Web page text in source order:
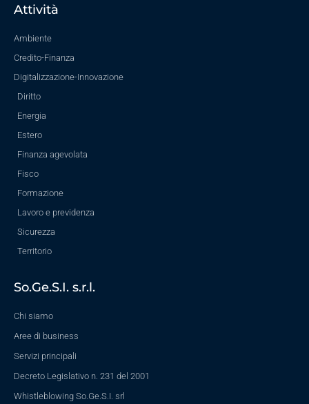
Attività
Ambiente
Credito-Finanza
Digitalizzazione-Innovazione
Diritto
Energia
Estero
Finanza agevolata
Fisco
Formazione
Lavoro e previdenza
Sicurezza
Territorio
So.Ge.S.I. s.r.l.
Chi siamo
Aree di business
Servizi principali
Decreto Legislativo n. 231 del 2001
Whistleblowing So.Ge.S.I. srl